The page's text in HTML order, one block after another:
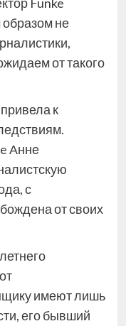
не
от такого
к
Анне
с
от своих
имеют лишь
его бывший